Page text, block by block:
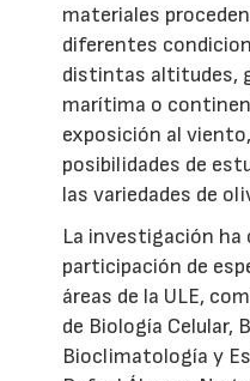
materiales
diferentes
distintas altitudes,
marítima o
exposición al
posibilidades de
las variedades de
La investigación ha
participación de
áreas de la ULE,
de Biología Celular,
Bioclimatología y